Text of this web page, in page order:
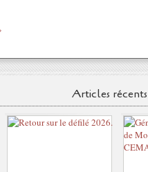
Articles récents